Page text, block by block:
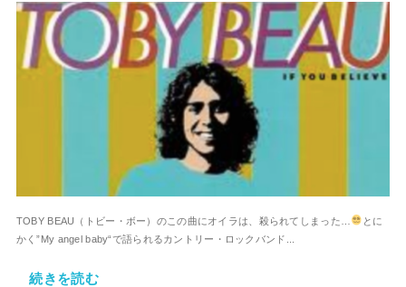
TOBY BEAU（トビー・ボー）のこの曲にオイラは、殺られてしまった…
とに
かく”My angel baby“で語られるカントリー・ロックバンド...
続きを読む